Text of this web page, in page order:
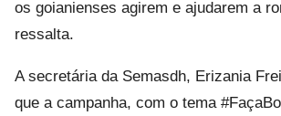
os goianienses agirem e ajudarem a
ressalta.
A secretária da Semasdh, Erizania
que a campanha, com o tema